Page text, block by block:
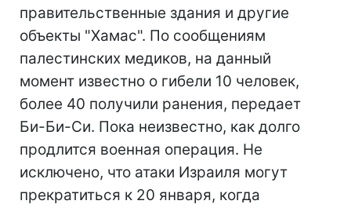
правительственные здания и другие
объекты "Хамас". По сообщениям
палестинских медиков, на данный
момент известно о гибели 10 человек,
более 40 получили ранения, передает
Би-Би-Си. Пока неизвестно, как долго
продлится военная операция. Не
исключено, что атаки Израиля могут
прекратиться к 20 января, когда